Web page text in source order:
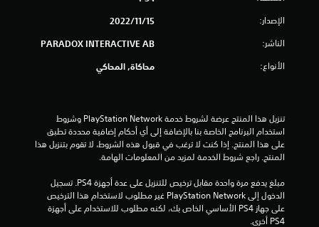
ا
الإصدار: 15‏/11‏/2022
الناشر: PARADOX INTERACTIVE AB
الأنواع: محاكاة, المحاكي
المنتج. راجع شروط الخدمة لمزيد من المعلومات الهامة.
PS4 أخرى.